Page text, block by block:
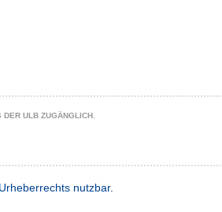
ULB ZUGÄNGLICH.
nutzbar.